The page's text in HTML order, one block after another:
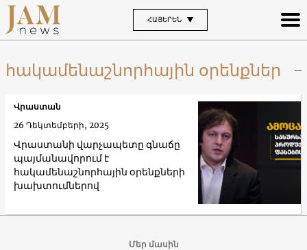
ՀԱՅԵՐԵՆ
հակամենաշնորհային օրենքներ
Վրաստանի վարչապետը գնաճը
պայմանավորում է
հակամենաշնորհային օրենքների
խախտումներով
Վրաստան
26 Դեկտեմբերի, 2025
Մեր մասին